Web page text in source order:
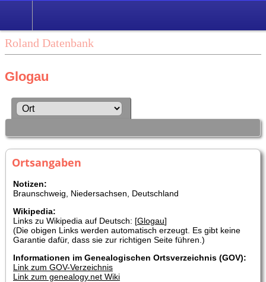
Roland Datenbank
Glogau
Ortsangaben
Notizen:
Braunschweig, Niedersachsen, Deutschland
Wikipedia:
Links zu Wikipedia auf Deutsch: [Glogau]
(Die obigen Links werden automatisch erzeugt. Es gibt keine
Garantie dafür, dass sie zur richtigen Seite führen.)
Informationen im Genealogischen Ortsverzeichnis (GOV):
Link zum GOV-Verzeichnis
Link zum genealogy.net Wiki